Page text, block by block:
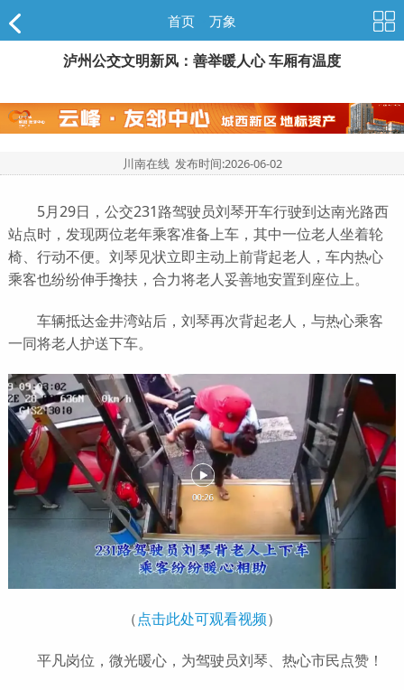
首页 万象
泸州公交文明新风：善举暖人心 车厢有温度
川南在线 发布时间:2026-06-02
5月29日，公交231路驾驶员刘琴开车行驶到达南光路西
站点时，发现两位老年乘客准备上车，其中一位老人坐着轮
椅、行动不便。刘琴见状立即主动上前背起老人，车内热心
乘客也纷纷伸手搀扶，合力将老人妥善地安置到座位上。
车辆抵达金井湾站后，刘琴再次背起老人，与热心乘客
一同将老人护送下车。
（点击此处可观看视频）
平凡岗位，微光暖心，为驾驶员刘琴、热心市民点赞！